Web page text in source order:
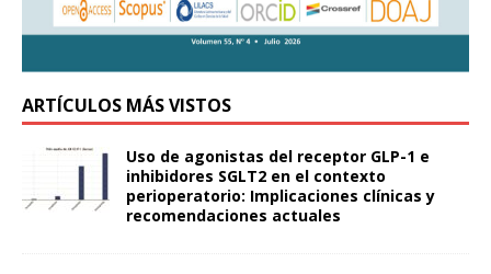
ARTÍCULOS MÁS VISTOS
Uso de agonistas del receptor GLP-1 e
inhibidores SGLT2 en el contexto
perioperatorio: Implicaciones clínicas y
recomendaciones actuales